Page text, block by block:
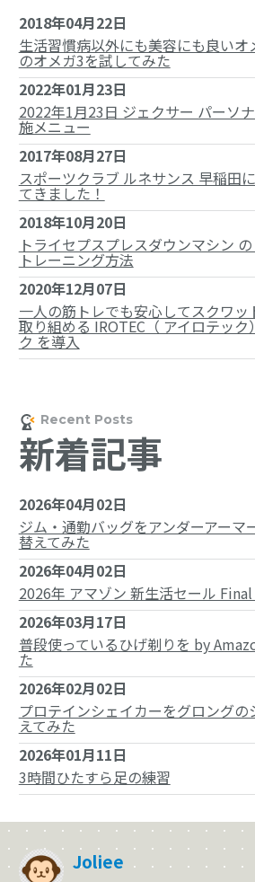
2018年04月22日
生活習慣病以外にも美容にも良いオ
のオメガ3を試してみた
2022年01月23日
2022年1月23日 ジェクサー パーソ
施メニュー
2017年08月27日
スポーツクラブ ルネサンス 早稲田
てきました！
2018年10月20日
トライセプスプレスダウンマシン
トレーニング方法
2020年12月07日
一人の筋トレでも安心してスクワ
取り組める IROTEC（ アイロテック
ク を導入
新着記事
2026年04月02日
ジム・通勤バッグをアンダーアーマ
替えてみた
2026年04月02日
2026年 アマゾン 新生活セール
2026年03月17日
普段使っているひげ剃りを by
た
2026年02月02日
プロテインシェイカーをグロング
えてみた
2026年01月11日
3時間ひたすら足の練習
Joliee